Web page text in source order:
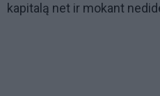
kapitalą net ir mokant